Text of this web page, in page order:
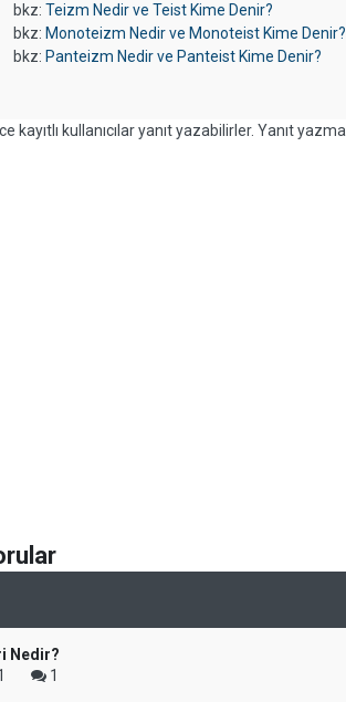
bkz:Teizm Nedir ve Teist Kime Denir?
bkz: Monoteizm Nedir ve Monoteist Kime Denir?
bkz: Panteizm Nedir ve Panteist Kime Denir?
kayıtlı kullanıcılar yanıt yazabilirler. Yanıt
Nedir?
1